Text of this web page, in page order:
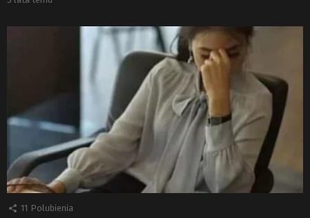
11 Polubienia